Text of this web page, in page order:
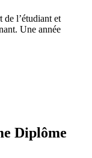
l’étudiant et
Une année
Diplôme